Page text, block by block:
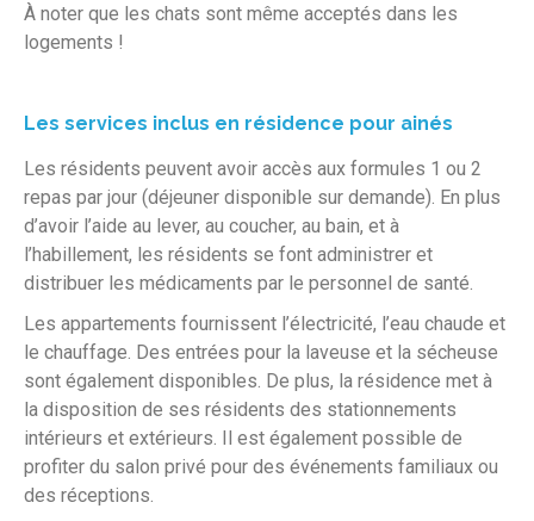
À noter que les chats sont même acceptés dans les
logements !
Les services inclus en résidence pour ainés
Les résidents peuvent avoir accès aux formules 1 ou 2
repas par jour (déjeuner disponible sur demande). En plus
d’avoir l’aide au lever, au coucher, au bain, et à
l’habillement, les résidents se font administrer et
distribuer les médicaments par le personnel de santé.
Les appartements fournissent l’électricité, l’eau chaude et
le chauffage. Des entrées pour la laveuse et la sécheuse
sont également disponibles. De plus, la résidence met à
la disposition de ses résidents des stationnements
intérieurs et extérieurs. Il est également possible de
profiter du salon privé pour des événements familiaux ou
des réceptions.